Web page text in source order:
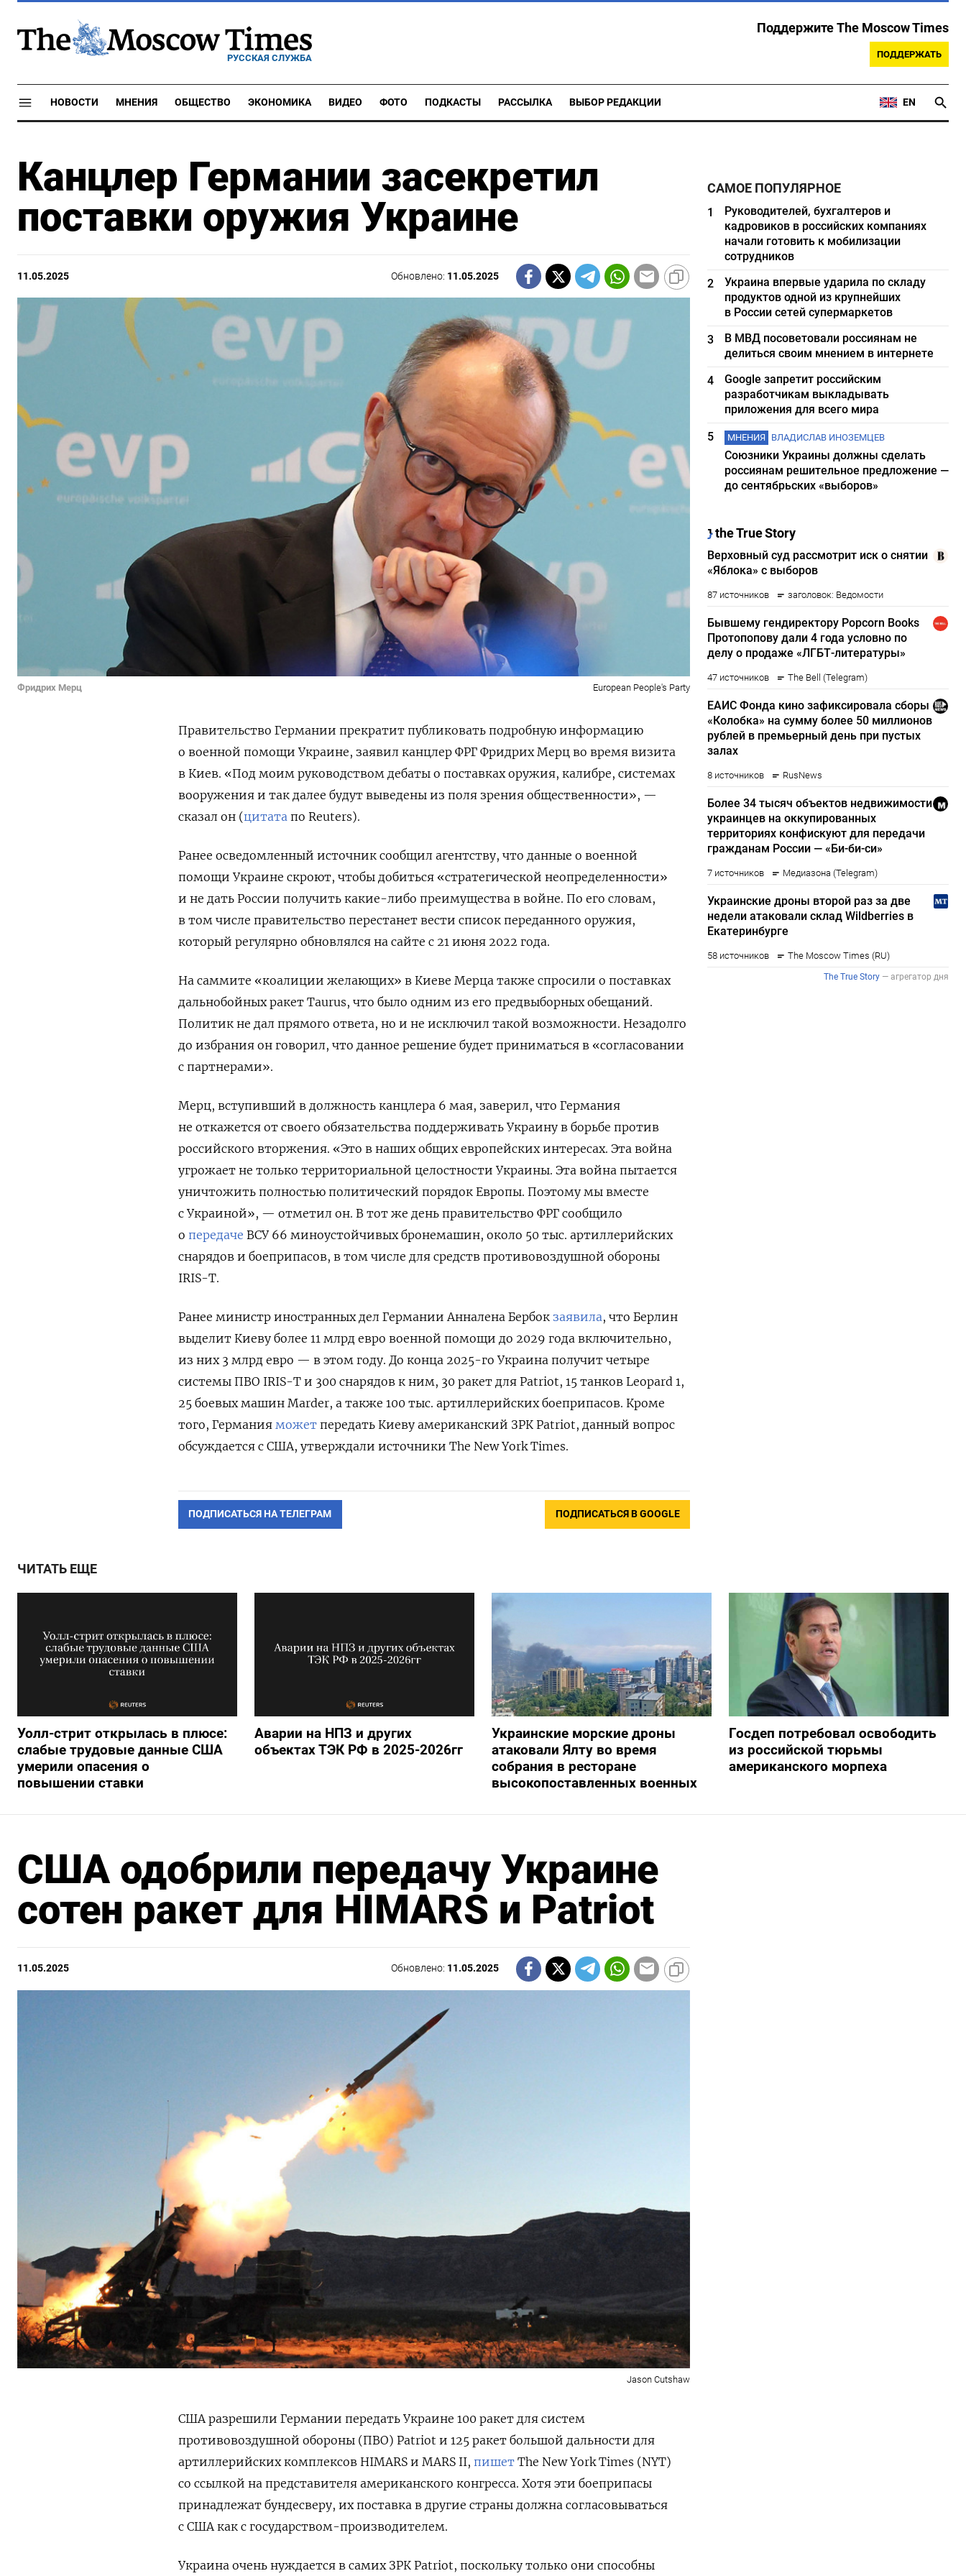
РУССКАЯ СЛУЖБА
Поддержите The Moscow Times
ПОДДЕРЖАТЬ
НОВОСТИ МНЕНИЯ ОБЩЕСТВО ЭКОНОМИКА ВИДЕО ФОТО ПОДКАСТЫ РАССЫЛКА ВЫБОР РЕДАКЦИИ EN
Канцлер Германии засекретил
поставки оружия Украине
11.05.2025 Обновлено: 11.05.2025
Фридрих Мерц European People's Party
Правительство Германии прекратит публиковать подробную информацию
о военной помощи Украине, заявил канцлер ФРГ Фридрих Мерц во время визита
в Киев. «Под моим руководством дебаты о поставках оружия, калибре, системах
вооружения и так далее будут выведены из поля зрения общественности», —
сказал он (цитата по Reuters).
Ранее осведомленный источник сообщил агентству, что данные о военной
помощи Украине скроют, чтобы добиться «стратегической неопределенности»
и не дать России получить какие-либо преимущества в войне. По его словам,
в том числе правительство перестанет вести список переданного оружия,
который регулярно обновлялся на сайте с 21 июня 2022 года.
На саммите «коалиции желающих» в Киеве Мерца также спросили о поставках
дальнобойных ракет Taurus, что было одним из его предвыборных обещаний.
Политик не дал прямого ответа, но и не исключил такой возможности. Незадолго
до избрания он говорил, что данное решение будет приниматься в «согласовании
с партнерами».
Мерц, вступивший в должность канцлера 6 мая, заверил, что Германия
не откажется от своего обязательства поддерживать Украину в борьбе против
российского вторжения. «Это в наших общих европейских интересах. Эта война
угрожает не только территориальной целостности Украины. Эта война пытается
уничтожить полностью политический порядок Европы. Поэтому мы вместе
с Украиной», — отметил он. В тот же день правительство ФРГ сообщило
о передаче ВСУ 66 миноустойчивых бронемашин, около 50 тыс. артиллерийских
снарядов и боеприпасов, в том числе для средств противовоздушной обороны
IRIS-T.
Ранее министр иностранных дел Германии Анналена Бербок заявила, что Берлин
выделит Киеву более 11 млрд евро военной помощи до 2029 года включительно,
из них 3 млрд евро — в этом году. До конца 2025-го Украина получит четыре
системы ПВО IRIS-T и 300 снарядов к ним, 30 ракет для Patriot, 15 танков Leopard 1,
25 боевых машин Marder, а также 100 тыс. артиллерийских боеприпасов. Кроме
того, Германия может передать Киеву американский ЗРК Patriot, данный вопрос
обсуждается с США, утверждали источники The New York Times.
ПОДПИСАТЬСЯ НА ТЕЛЕГРАМ ПОДПИСАТЬСЯ В GOOGLE
САМОЕ ПОПУЛЯРНОЕ
1
Руководителей, бухгалтеров и
кадровиков в российских компаниях
начали готовить к мобилизации
сотрудников
2
Украина впервые ударила по складу
продуктов одной из крупнейших
в России сетей супермаркетов
3
В МВД посоветовали россиянам не
делиться своим мнением в интернете
4
Google запретит российским
разработчикам выкладывать
приложения для всего мира
5
МНЕНИЯ ВЛАДИСЛАВ ИНОЗЕМЦЕВ
Союзники Украины должны сделать
россиянам решительное предложение —
до сентябрьских «выборов»
ЧИТАТЬ ЕЩЕ
Уолл-стрит открылась в плюсе:
слабые трудовые данные США
умерили опасения о
повышении ставки
Аварии на НПЗ и других
объектах ТЭК РФ в 2025-2026гг
Украинские морские дроны
атаковали Ялту во время
собрания в ресторане
высокопоставленных военных
Госдеп потребовал освободить
из российской тюрьмы
американского морпеха
США одобрили передачу Украине
сотен ракет для HIMARS и Patriot
11.05.2025 Обновлено: 11.05.2025
Jason Cutshaw
США разрешили Германии передать Украине 100 ракет для систем
противовоздушной обороны (ПВО) Patriot и 125 ракет большой дальности для
артиллерийских комплексов HIMARS и MARS II, пишет The New York Times (NYT)
со ссылкой на представителя американского конгресса. Хотя эти боеприпасы
принадлежат бундесверу, их поставка в другие страны должна согласовываться
с США как с государством-производителем.
Украина очень нуждается в самих ЗРК Patriot, поскольку только они способны